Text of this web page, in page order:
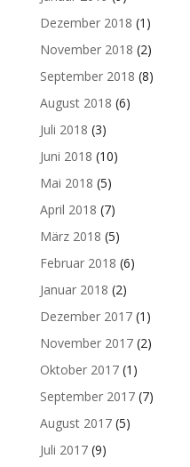
Dezember 2018 (1)
November 2018 (2)
September 2018 (8)
August 2018 (6)
Juli 2018 (3)
Juni 2018 (10)
Mai 2018 (5)
April 2018 (7)
März 2018 (5)
Februar 2018 (6)
Januar 2018 (2)
Dezember 2017(1)
November 2017(2)
Oktober 2017(1)
September 2017(7)
August 2017(5)
Juli 2017(9)